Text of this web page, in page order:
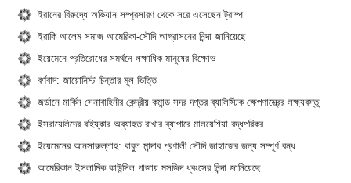
ইরানের বিরুদ্ধে অভিযান সম্প্রসারণ থেকে সরে এসেছেন ট্রাম্প
ইরাকি আলেম সমাজ আমেরিকা-সৌদি আগ্রাসনের নিন্দা জানিয়েছে
ইয়েমেনে প্রতিরোধের সমর্থনে লক্ষাধিক মানুষের বিক্ষোভ
বর্ণবাদ: জায়োনিস্ট চিন্তার মূল ভিত্তি
জর্ডানে মার্কিন সেনাবাহিনীর কেন্দ্রীয় কমান্ড সদর দপ্তর ব্যালিস্টিক ক্ষেপণাস্ত্রের লক্ষ্যবস্তু
ইসরায়েলিদের বহিষ্কার অব্যাহত রাখার ব্যাপারে মালয়েশিয়া বদ্ধপরিকর
ইয়েমেনের আনসারুল্লাহ: বাবুল মান্দাব প্রণালী সৌদি জাহাজের জন্য সম্পূর্ণ বন্ধ
আমেরিকান ইসলামিক কাউন্সিল গাজায় মসজিদ ধ্বংসের নিন্দা জানিয়েছে